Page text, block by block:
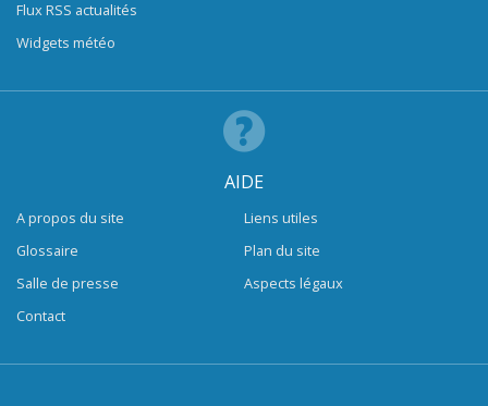
Flux RSS actualités
Widgets météo
AIDE
A propos du site
Glossaire
Salle de presse
Contact
Liens utiles
Plan du site
Aspects légaux